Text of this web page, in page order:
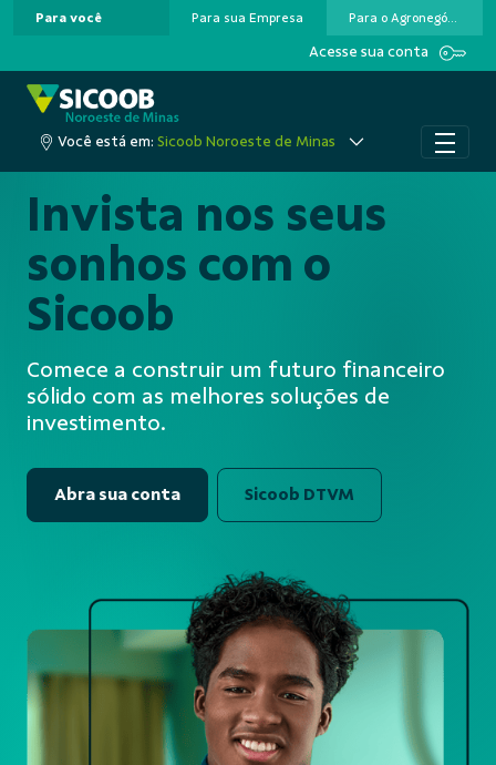
Pular para o Conteúdo principal
Para você Para sua Empresa Para o Agronegócio
Acesse sua conta
Você está em: Sicoob Noroeste de Minas
Invista nos seus
sonhos com o
Sicoob
Comece a construir um futuro financeiro
sólido com as melhores soluções de
investimento.
Abra sua conta Sicoob DTVM